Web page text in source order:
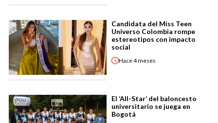
Candidata del Miss Teen
Universo Colombia rompe
estereotipos con impacto
social
Hace4 meses
El ‘All-Star’ del baloncesto
universitario se juega en
Bogotá